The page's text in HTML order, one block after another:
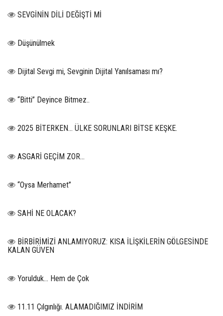
SEVGİNİN DİLİ DEĞİŞTİ Mİ
Düşünülmek
Dijital Sevgi mi, Sevginin Dijital Yanılsaması mı?
“Bitti” Deyince Bitmez..
2025 BİTERKEN… ÜLKE SORUNLARI BİTSE KEŞKE.
ASGARİ GEÇİM ZOR…
“Oysa Merhamet”
SAHİ NE OLACAK?
BİRBİRİMİZİ ANLAMIYORUZ: KISA İLİŞKİLERİN GÖLGESİNDE
KALAN GÜVEN
Yorulduk… Hem de Çok
11.11 Çılgınlığı. ALAMADIĞIMIZ İNDİRİM